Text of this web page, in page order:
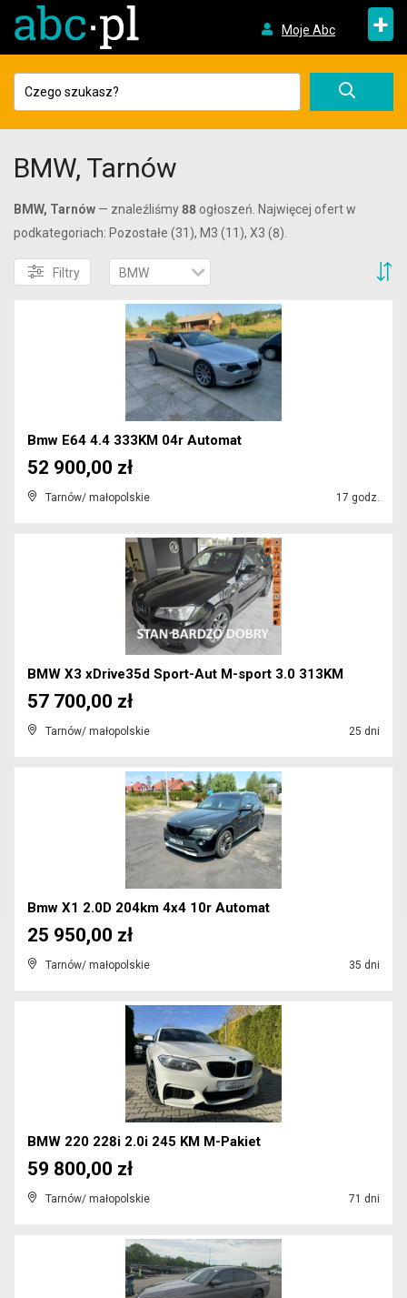
Moje Abc +
BMW, Tarnów
BMW, Tarnów — znaleźliśmy88 ogłoszeń. Najwięcej ofert w
podkategoriach: Pozostałe (31), M3 (11), X3 (8).
Filtry BMW
Bmw E64 4.4 333KM 04r Automat
Tarnów/ małopolskie 17 godz.
52 900,00 zł
BMW X3 xDrive35d Sport-Aut M-sport 3.0 313KM
Tarnów/ małopolskie 25 dni
57 700,00 zł
Bmw X1 2.0D 204km 4x4 10r Automat
Tarnów/ małopolskie 35 dni
25 950,00 zł
BMW 220 228i 2.0i 245 KM M-Pakiet
Tarnów/ małopolskie 71 dni
59 800,00 zł